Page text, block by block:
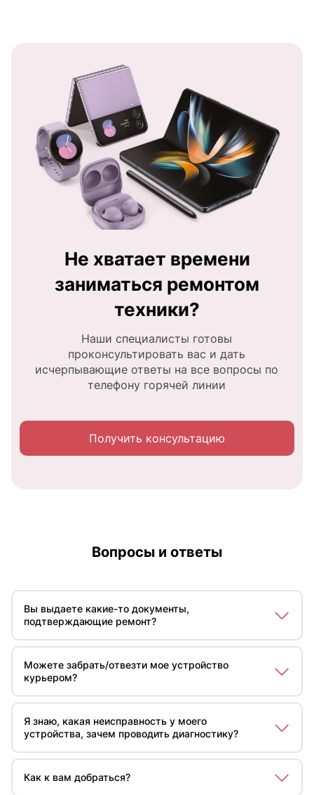
Не хватает времени
заниматься ремонтом
техники?
Наши специалисты готовы
проконсультировать вас и дать
исчерпывающие ответы на все вопросы по
телефону горячей линии
Получить консультацию
Вопросы и ответы
Вы выдаете какие-то документы,
подтверждающие ремонт?
Да, мы выдаем гарантийный сертификат на
выполненные работы и установленные
комплектующие части, который свидетельствует, что
ремонт был выполнен в нашем сервисе Xiaomi.
Можете забрать/отвезти мое устройство
курьером?
Да, мы предлагаем бесплатную курьерскую доставку
в городских пределах. Цена доставки варьируется в
зависимости от вашего места проживания.
Я знаю, какая неисправность у моего
устройства, зачем проводить диагностику?
Диагностика незаменима для полной проверки
техники на предмет скрытых недостатков, которые
могут появиться в результате основного дефекта, а
Как к вам добраться?